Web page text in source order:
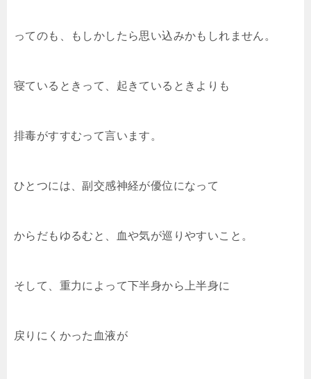
ってのも、もしかしたら思い込みかもしれません。
寝ているときって、起きているときよりも
排毒がすすむって言います。
ひとつには、副交感神経が優位になって
からだもゆるむと、血や気が巡りやすいこと。
そして、重力によって下半身から上半身に
戻りにくかった血液が